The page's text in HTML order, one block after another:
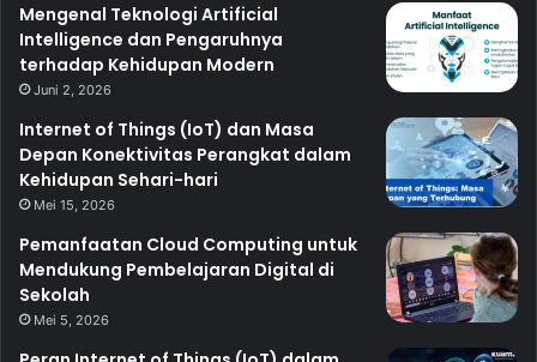
Mengenal Teknologi Artificial
Intelligence dan Pengaruhnya
terhadap Kehidupan Modern
Juni 2, 2026
Internet of Things (IoT) dan Masa
Depan Konektivitas Perangkat dalam
Kehidupan Sehari-hari
Mei 15, 2026
Pemanfaatan Cloud Computing untuk
Mendukung Pembelajaran Digital di
Sekolah
Mei 5, 2026